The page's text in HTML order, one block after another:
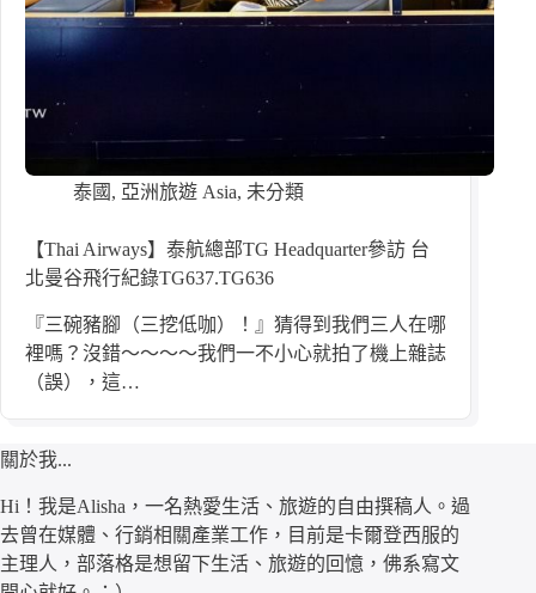
泰國 , 亞洲旅遊 Asia, 未分類
【Thai Airways】泰航總部TG Headquarter參訪 台
北曼谷飛行紀錄TG637.TG636
『三碗豬腳（三挖低咖）！』猜得到我們三人在哪
裡嗎？沒錯～～～～我們一不小心就拍了機上雜誌
（誤），這…
關於我...
Hi！我是Alisha，一名熱愛生活、旅遊的自由撰稿人。過
去曾在媒體、行銷相關產業工作，目前是卡爾登西服的
主理人，部落格是想留下生活、旅遊的回憶，佛系寫文